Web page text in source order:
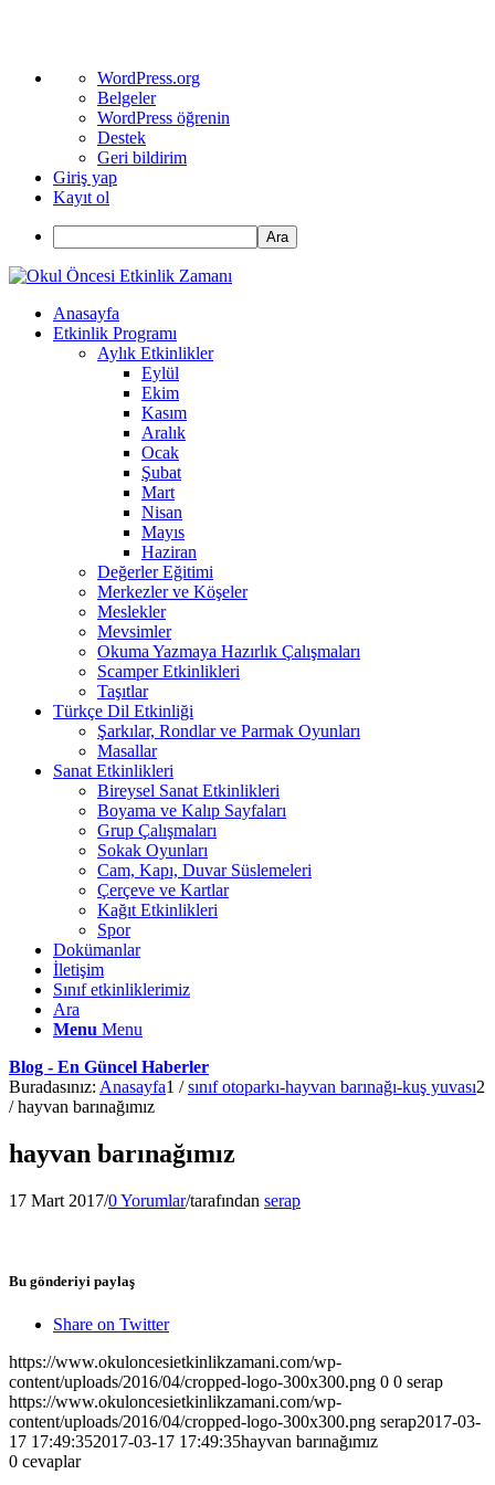
WordPress
hakkında
WordPress.org
Belgeler
WordPress öğrenin
Destek
Geri bildirim
Giriş yap
Kayıt ol
Ara
Anasayfa
Etkinlik Programı
Aylık Etkinlikler
Eylül
Ekim
Kasım
Aralık
Ocak
Şubat
Mart
Nisan
Mayıs
Haziran
Değerler Eğitimi
Merkezler ve Köşeler
Meslekler
Mevsimler
Okuma Yazmaya Hazırlık Çalışmaları
Scamper Etkinlikleri
Taşıtlar
Türkçe Dil Etkinliği
Şarkılar, Rondlar ve Parmak Oyunları
Masallar
Sanat Etkinlikleri
Bireysel Sanat Etkinlikleri
Boyama ve Kalıp Sayfaları
Grup Çalışmaları
Sokak Oyunları
Cam, Kapı, Duvar Süslemeleri
Çerçeve ve Kartlar
Kağıt Etkinlikleri
Spor
Dokümanlar
İletişim
Sınıf etkinliklerimiz
Ara
Menu Menu
Blog - En Güncel Haberler
Buradasınız: Anasayfa1 / sınıf otoparkı-hayvan barınağı-kuş yuvası2
/ hayvan barınağımız
hayvan barınağımız
17 Mart 2017/0 Yorumlar/tarafından serap
Bu gönderiyi paylaş
Share on Twitter
https://www.okuloncesietkinlikzamani.com/wp-
content/uploads/2016/04/cropped-logo-300x300.png 0 0 serap
https://www.okuloncesietkinlikzamani.com/wp-
content/uploads/2016/04/cropped-logo-300x300.png serap2017-03-
17 17:49:352017-03-17 17:49:35hayvan barınağımız
0 cevaplar